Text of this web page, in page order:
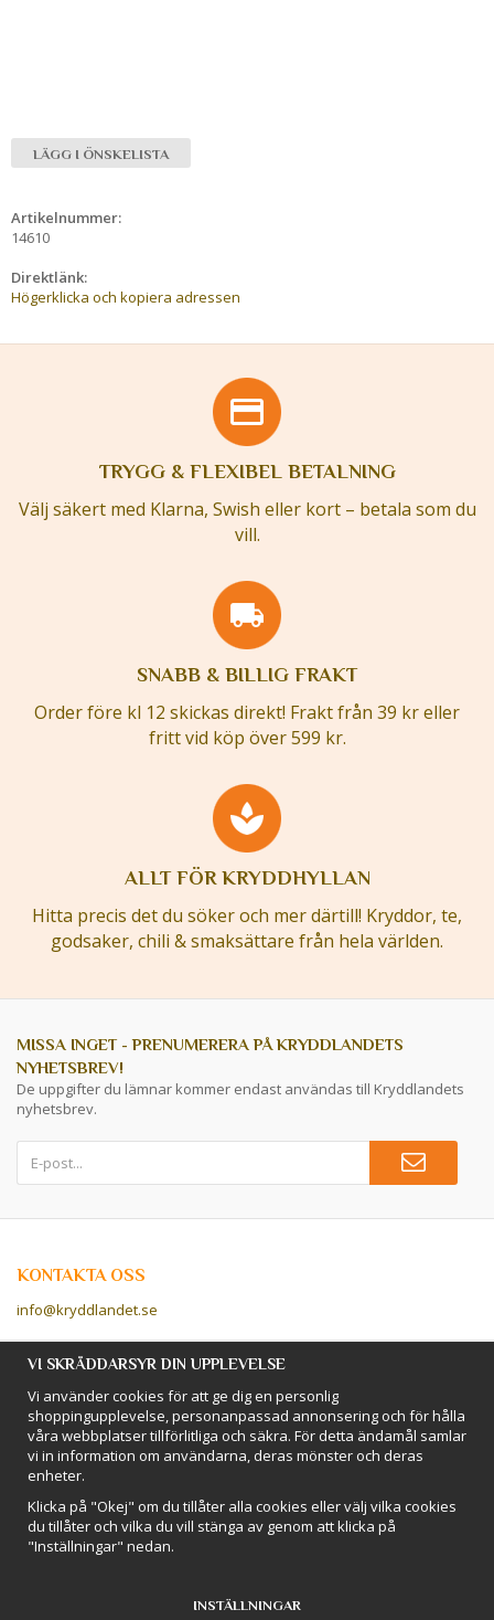
LÄGG I ÖNSKELISTA
Artikelnummer:
14610
Direktlänk:
Högerklicka och kopiera adressen
TRYGG & FLEXIBEL BETALNING
Välj säkert med Klarna, Swish eller kort – betala som du
vill.
SNABB & BILLIG FRAKT
Order före kl 12 skickas direkt! Frakt från 39 kr eller
fritt vid köp över 599 kr.
ALLT FÖR KRYDDHYLLAN
Hitta precis det du söker och mer därtill! Kryddor, te,
godsaker, chili & smaksättare från hela världen.
MISSA INGET - PRENUMERERA PÅ KRYDDLANDETS
NYHETSBREV!
De uppgifter du lämnar kommer endast användas till Kryddlandets
nyhetsbrev.
KONTAKTA OSS
info@kryddlandet.se
Följ oss på Facebook!
Följ oss på Instagram!
BETALSÄTT
Hos Kryddlandet handlar du tryggt & säkert - och betalar enkelt med
kort, Klarna eller swish!
VI SKRÄDDARSYR DIN UPPLEVELSE
Vi använder cookies för att ge dig en personlig
shoppingupplevelse, personanpassad annonsering och för hålla
våra webbplatser tillförlitliga och säkra. För detta ändamål samlar
vi in information om användarna, deras mönster och deras
enheter.
Klicka på "Okej" om du tillåter alla cookies eller välj vilka cookies
du tillåter och vilka du vill stänga av genom att klicka på
"Inställningar" nedan.
INSTÄLLNINGAR